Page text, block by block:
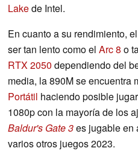
Lakede Intel.
En cuanto a su rendimiento,
ser tan lento como el Arc 8 o
RTX 2050 dependiendo del
media, la 890M se encuentra
Portátil haciendo posible
1080p con la mayoría de los
Baldur's Gate 3es jugable en
varios otros juegos 2023.